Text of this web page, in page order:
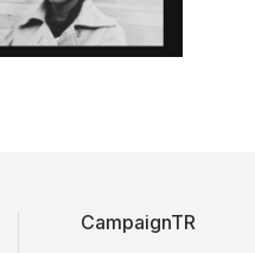
CampaignTR